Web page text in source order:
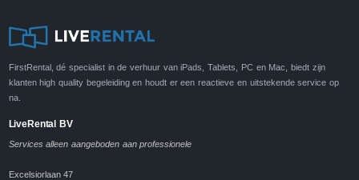
FirstRental, dé specialist in de verhuur van iPads, Tablets, PC en Mac, biedt zijn
klanten high quality begeleiding en houdt er een reactieve en uitstekende service op
na.
LiveRental BV
Services alleen aangeboden aan professionele
Excelsiorlaan 47